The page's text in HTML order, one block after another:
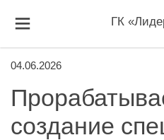
ГК
04.06.2026
создание